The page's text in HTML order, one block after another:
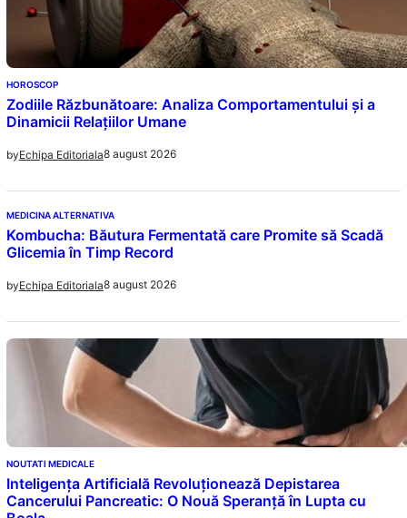
HOROSCOP
Zodiile Răzbunătoare: Analiza Comportamentului și a
Dinamicii Relațiilor Umane
byEchipa Editoriala8 august 2026
MEDICINA ALTERNATIVA
Kombucha: Băutura Fermentată care Promite să Scadă
Glicemia în Timp Record
byEchipa Editoriala8 august 2026
NOUTATI MEDICALE
Inteligența Artificială Revoluționează Depistarea
Cancerului Pancreatic: O Nouă Speranță în Lupta cu